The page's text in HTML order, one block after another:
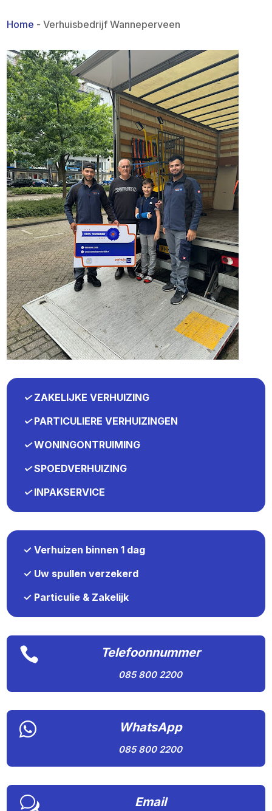
Home -Verhuisbedrijf Wanneperveen
✓ZAKELIJKE VERHUIZING
✓PARTICULIERE VERHUIZINGEN
✓WONINGONTRUIMING
✓SPOEDVERHUIZING
✓INPAKSERVICE
✓ Verhuizen binnen 1 dag
✓ Uw spullen verzekerd
✓ Particulie & Zakelijk
 Telefoonnummer
085 800 2200
 WhatsApp
085 800 2200
w Email